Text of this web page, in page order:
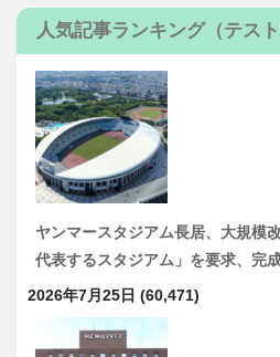
人気記事ランキング（テスト
ヤンマースタジアム長居、大規模
代表するスタジアム」を要求、完
2026年7月25日 (60,471)